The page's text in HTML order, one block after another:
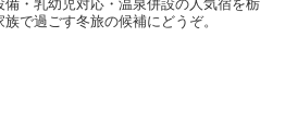
・乳幼児対応・温泉併設の人気宿を栃
で過ごす冬旅の候補にどうぞ。